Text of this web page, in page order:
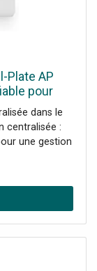
Plate AP
pour
dans le
centralisée :
une gestion
taille et
plaque de
quelle
!